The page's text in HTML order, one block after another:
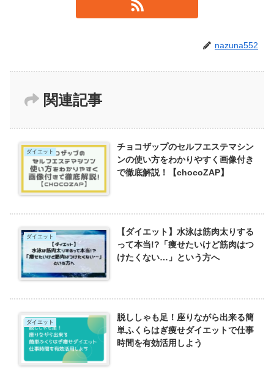
nazuna552
関連記事
ダイエット
チョコザップのセルフエステマシン
ンの使い方をわかりやすく画像付き
で徹底解説！【chocoZAP】
ダイエット
【ダイエット】水泳は筋肉太りする
って本当!?「痩せたいけど筋肉はつ
けたくない…」という方へ
ダイエット
脱ししゃも足！座りながら出来る簡
単ふくらはぎ痩せダイエットで仕事
時間を有効活用しよう